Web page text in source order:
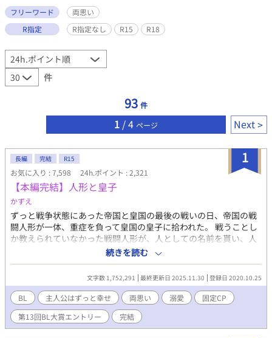
フリーワード
両思い
R指定
R指定なし R15 R18
件
93 件
1 / 4 ページ Next
1
長編 完結 R15
お気に入り : 7,598 24h.ポイント : 2,321
【本編完結】人形と皇子
かずえ
ずっと戦争状態にあった帝国と皇国の最後の戦いの日、帝国の戦
闘人形が一体、重症を負って皇国の皇子に拾われた。 戦うことし
か教えられていなかった戦闘人形が、人としての名前を貰い、人
として扱われて、皇子と幸せに暮らすお話。 第13回BL大賞にて、
読者賞を受賞しました。たくさん読んでくださって応援してくだ
さり、本当にありがとうございます！ 性表現がある話には * マ
ークを付けています。苦手な方は飛ばしてください。
続きを読む
文字数 1,752,291 最終更新日 2025.11.30 登録日 2020.10.25
BL 主人公はずっと幸せ 両思い 溺愛
固定CP
第13回BL大賞エントリー
完結